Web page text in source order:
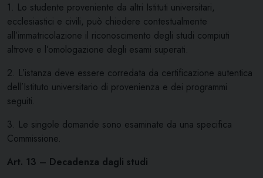
1. Lo studente proveniente da altri Istituti universitari,
ecclesiastici e civili, può chiedere contestualmente
all’immatricolazione il riconoscimento degli studi compiuti
altrove e l’omologazione degli esami superati.
2. L’istanza deve essere corredata da certificazione autentica
dell’Istituto universitario di provenienza e dei programmi
seguiti.
3. Le singole domande sono esaminate da una specifica
Commissione.
Art. 13 – Decadenza dagli studi